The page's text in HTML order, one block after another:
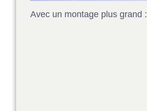
Avec un montage plus grand :